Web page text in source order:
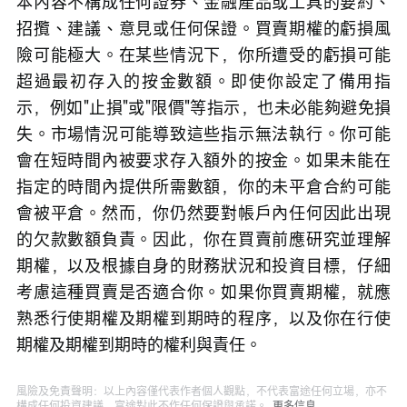
招攬、建議、意見或任何保證。買賣期權的虧損風
險可能極大。在某些情況下，你所遭受的虧損可能
超過最初存入的按金數額。即使你設定了備用指
示，例如"止損"或"限價"等指示，也未必能夠避免損
失。市場情況可能導致這些指示無法執行。你可能
會在短時間內被要求存入額外的按金。如果未能在
指定的時間內提供所需數額，你的未平倉合約可能
會被平倉。然而，你仍然要對帳戶內任何因此出現
的欠款數額負責。因此，你在買賣前應研究並理解
期權，以及根據自身的財務狀況和投資目標，仔細
考慮這種買賣是否適合你。如果你買賣期權，就應
熟悉行使期權及期權到期時的程序，以及你在行使
期權及期權到期時的權利與責任。
風險及免責聲明：以上內容僅代表作者個人觀點，不代表富途任何立場，亦不